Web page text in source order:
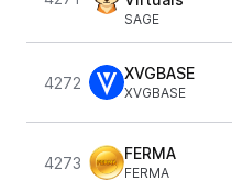
SAGE
4272
XVGBASE
XVGBASE
4273
FERMA
FERMA